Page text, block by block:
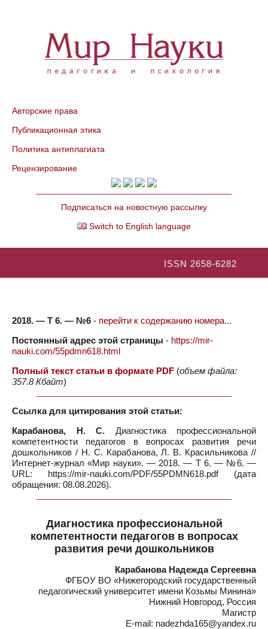
Авторские права
Публикационная этика
Политика антиплагиата
Рецензирование
Подписаться на новостную рассылку
Switch to English language
ISSN 2658-6282
2018. — Т 6. — №6 - перейти к содержанию номера...
Постоянный адрес этой страницы - https://mir-
nauki.com/55pdmn618.html
Полный текст статьи в формате PDF (объем файла:
357.8 Кбайт)
Ссылка для цитирования этой статьи:
Карабанова, Н. С. Диагностика профессиональной
компетентности педагогов в вопросах развития речи
дошкольников / Н. С. Карабанова, Л. В. Красильникова //
Интернет-журнал «Мир науки». — 2018. — Т 6. — №6. —
URL: https://mir-nauki.com/PDF/55PDMN618.pdf (дата
обращения: 08.08.2026).
Диагностика профессиональной
компетентности педагогов в вопросах
развития речи дошкольников
Карабанова Надежда Сергеевна
ФГБОУ ВО «Нижегородский государственный
педагогический университет имени Козьмы Минина»
Нижний Новгород, Россия
Магистр
E-mail: nadezhda165@yandex.ru